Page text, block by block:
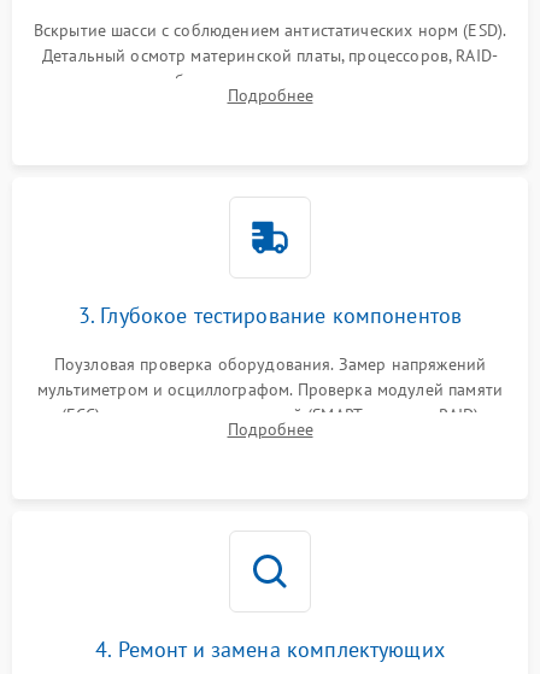
Вскрытие шасси с соблюдением антистатических норм (ESD).
Детальный осмотр материнской платы, процессоров, RAID-
контроллеров и блоков питания на наличие термических
повреждений, прогаров или окислений.
Подробнее
3. Глубокое тестирование компонентов
Поузловая проверка оборудования. Замер напряжений
мультиметром и осциллографом. Проверка модулей памяти
(ECC) и состояния накопителей (SMART, массивы RAID)
специализированными диагностическими утилитами.
Подробнее
4. Ремонт и замена комплектующих